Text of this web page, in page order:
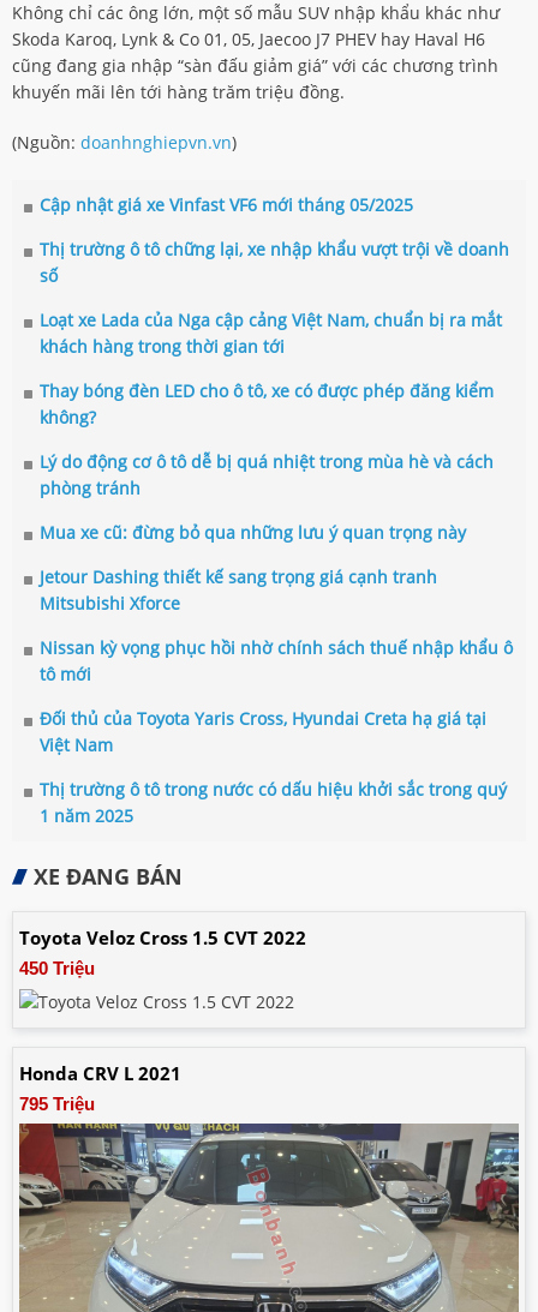
Không chỉ các ông lớn, một số mẫu SUV nhập khẩu khác như
Skoda Karoq, Lynk & Co 01, 05, Jaecoo J7 PHEV hay Haval H6
cũng đang gia nhập “sàn đấu giảm giá” với các chương trình
khuyến mãi lên tới hàng trăm triệu đồng.
(Nguồn: doanhnghiepvn.vn)
Cập nhật giá xe Vinfast VF6 mới tháng 05/2025
Thị trường ô tô chững lại, xe nhập khẩu vượt trội về doanh
số
Loạt xe Lada của Nga cập cảng Việt Nam, chuẩn bị ra mắt
khách hàng trong thời gian tới
Thay bóng đèn LED cho ô tô, xe có được phép đăng kiểm
không?
Lý do động cơ ô tô dễ bị quá nhiệt trong mùa hè và cách
phòng tránh
Mua xe cũ: đừng bỏ qua những lưu ý quan trọng này
Jetour Dashing thiết kế sang trọng giá cạnh tranh
Mitsubishi Xforce
Nissan kỳ vọng phục hồi nhờ chính sách thuế nhập khẩu ô
tô mới
Đối thủ của Toyota Yaris Cross, Hyundai Creta hạ giá tại
Việt Nam
Thị trường ô tô trong nước có dấu hiệu khởi sắc trong quý
1 năm 2025
XE ĐANG BÁN
Toyota Veloz Cross 1.5 CVT 2022
450 Triệu
Honda CRV L 2021
795 Triệu